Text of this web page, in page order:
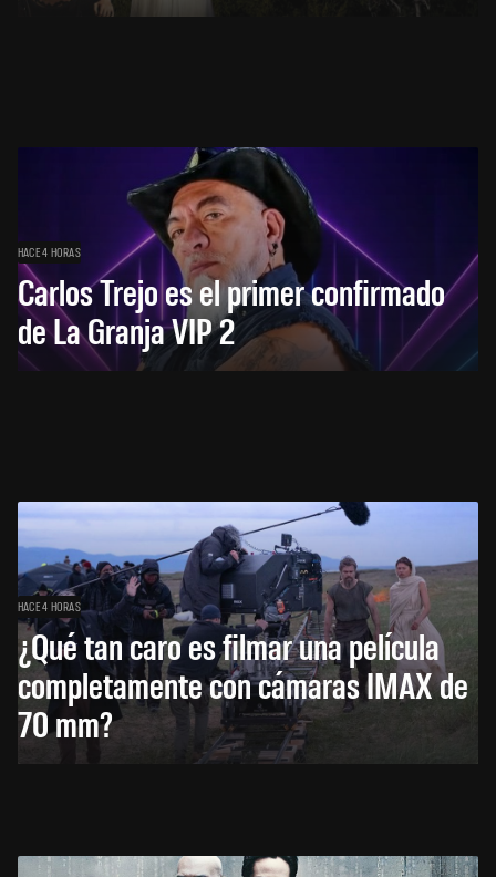
HACE 4 HORAS
Carlos Trejo es el primer confirmado
de La Granja VIP 2
HACE 4 HORAS
¿Qué tan caro es filmar una película
completamente con cámaras IMAX de
70 mm?